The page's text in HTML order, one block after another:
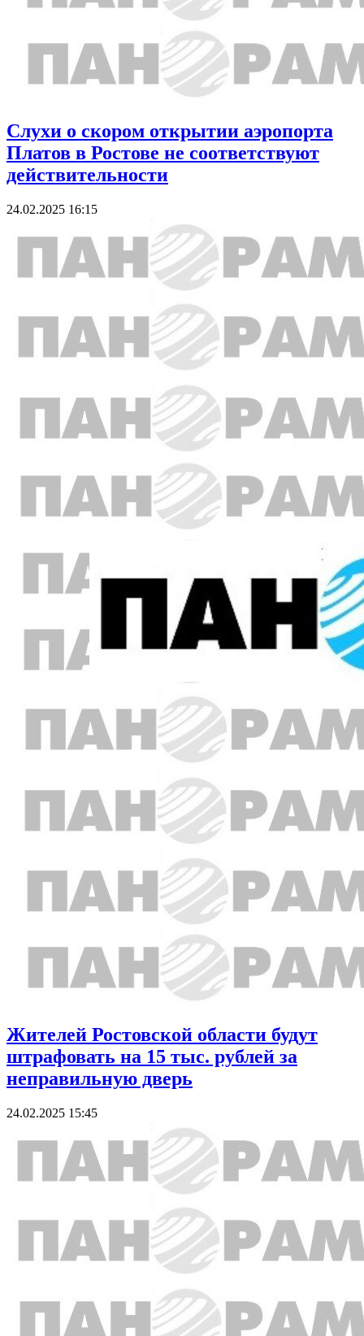
Слухи о скором открытии аэропорта
Платов в Ростове не соответствуют
действительности
24.02.2025 16:15
Жителей Ростовской области будут
штрафовать на 15 тыс. рублей за
неправильную дверь
24.02.2025 15:45